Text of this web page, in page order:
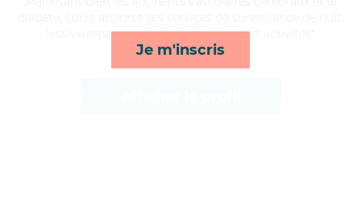
Je m'inscris
lessive/repassage, toilette/habillage et activités*